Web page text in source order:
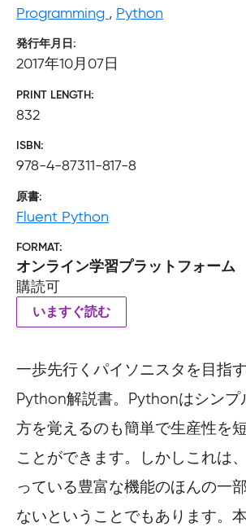
Programming , Python
発行年月日
2017年10月07日
PRINT LENGTH
832
ISBN
978-4-87311-817-8
原書
Fluent Python
FORMAT
オンライン学習プラットフォーム
購読可
いますぐ読む
一歩先行くパイソニスタを目指
Python解説書。Pythonはシンプ
方を覚えるのも簡単で生産性を
ことができます。しかしこれは
っている豊富な機能のほんの一
ないということでもあります。